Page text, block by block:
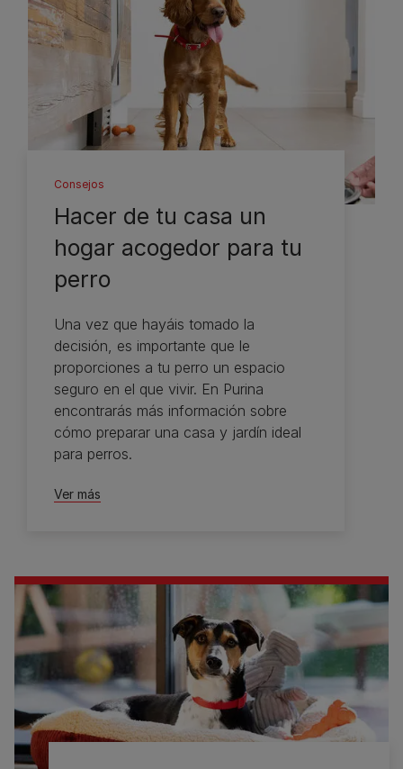
Consejos
Hacer de tu casa un
hogar acogedor para tu
perro
Una vez que hayáis tomado la
decisión, es importante que le
proporciones a tu perro un espacio
seguro en el que vivir. En Purina
encontrarás más información sobre
cómo preparar una casa y jardín ideal
para perros.
Ver más